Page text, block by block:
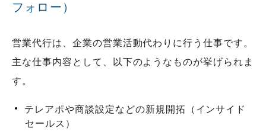
フォロー）
営業代行は、企業の営業活動代わりに行う仕事です。
主な仕事内容として、以下のようなものが挙げられま
す。
テレアポや商談設定などの新規開拓（インサイド
セールス）